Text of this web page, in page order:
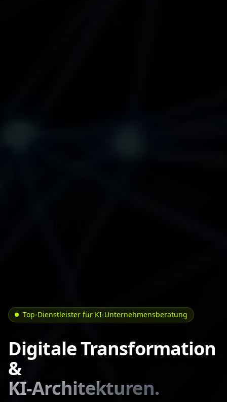
Top-Dienstleister für KI-Unternehmensberatung
Digitale Transformation
&
KI-Architekturen.